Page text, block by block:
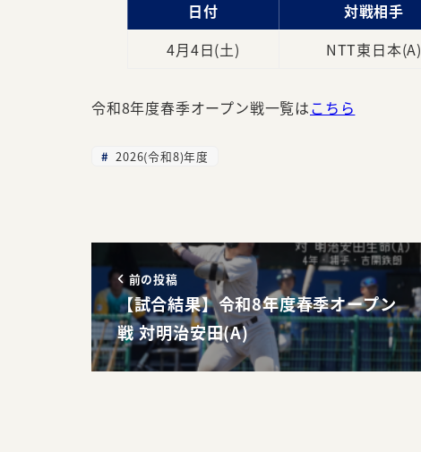
日付 対戦相手
4月4日(土)
NTT東日本(A)
令和8年度春季オープン戦一覧はこちら
2026(令和8)年度
前の投稿
【試合結果】令和8年度春季オープン
戦 対明治安田(A)